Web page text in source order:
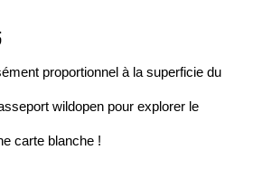
proportionnel à la superficie du
wildopen pour explorer le
carte blanche !